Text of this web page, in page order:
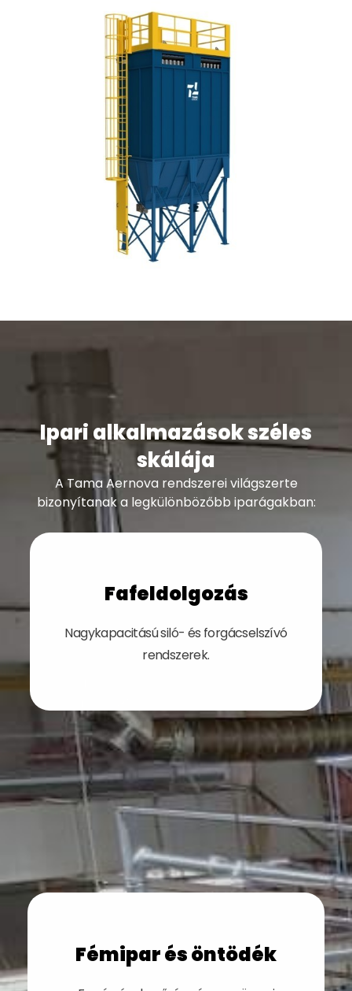
Ipari alkalmazások széles
skálája
A Tama Aernova rendszerei világszerte
bizonyítanak a legkülönbözőbb iparágakban:
Fafeldolgozás
Nagykapacitású siló- és forgácselszívó
rendszerek.
Fémipar és öntödék